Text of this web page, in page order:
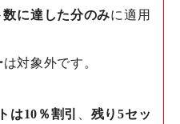
に達した分のみに適用
は対象外です。
は10％割引
残り5セッ